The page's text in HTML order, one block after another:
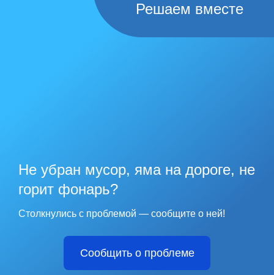
Решаем вместе
Не убран мусор, яма на дороге, не
горит фонарь?
Столкнулись с проблемой — сообщите о ней!
Сообщить о проблеме